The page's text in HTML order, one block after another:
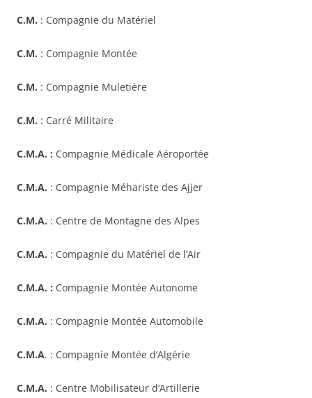
C.M. : Compagnie du Matériel
C.M. : Compagnie Montée
C.M. : Compagnie Muletière
C.M. : Carré Militaire
C.M.A. : Compagnie Médicale Aéroportée
C.M.A. : Compagnie Méhariste des Ajjer
C.M.A. : Centre de Montagne des Alpes
C.M.A. : Compagnie du Matériel de l’Air
C.M.A. : Compagnie Montée Autonome
C.M.A. : Compagnie Montée Automobile
C.M.A. : Compagnie Montée d’Algérie
C.M.A. : Centre Mobilisateur d’Artillerie